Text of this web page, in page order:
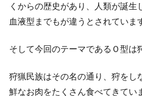
くからの歴史があり、人類が誕
血液型までもが違うとされていま
そして今回のテーマであるＯ型は
狩猟民族はその名の通り、狩をし
鮮なお肉をたくさん食べてきてい